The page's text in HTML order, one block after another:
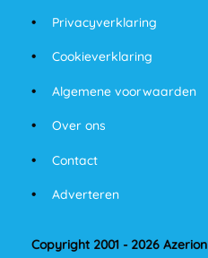
Privacyverklaring
Cookieverklaring
Algemene voorwaarden
Over ons
Contact
Adverteren
Copyright 2001 - 2026 Azerion